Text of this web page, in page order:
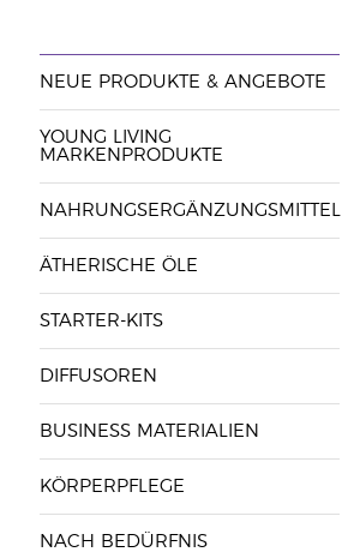
NEUE PRODUKTE & ANGEBOTE
YOUNG LIVING
MARKENPRODUKTE
NAHRUNGSERGÄNZUNGSMITTEL
ÄTHERISCHE ÖLE
STARTER-KITS
DIFFUSOREN
BUSINESS MATERIALIEN
KÖRPERPFLEGE
NACH BEDÜRFNIS